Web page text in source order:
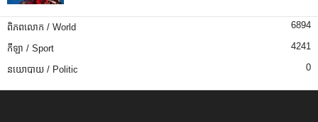
ពិភពលោក / World 6894
កីឡា / Sport 4241
នយោបាយ / Politic 0